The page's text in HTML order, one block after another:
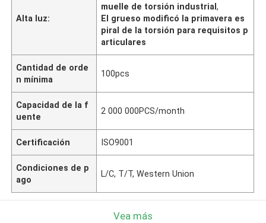
Alta luz:
muelle de torsión industrial,
El grueso modificó la primavera es
piral de la torsión para requisitos p
articulares
Cantidad de orde
n mínima
100pcs
Capacidad de la f
uente
2 000 000PCS/month
Certificación ISO9001
Condiciones de p
ago
L/C, T/T, Western Union
Vea más